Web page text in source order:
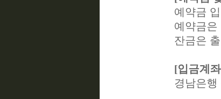
예약금
예약금은
잔금은
[입금계
경남은행